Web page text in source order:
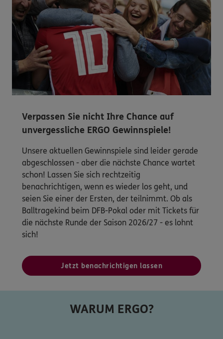
Verpassen Sie nicht Ihre Chance auf
unvergessliche ERGO Gewinnspiele!
Unsere aktuellen Gewinnspiele sind leider gerade
abgeschlossen - aber die nächste Chance wartet
schon! Lassen Sie sich rechtzeitig
benachrichtigen, wenn es wieder los geht, und
seien Sie einer der Ersten, der teilnimmt. Ob als
Balltragekind beim DFB-Pokal oder mit Tickets für
die nächste Runde der Saison 2026/27 - es lohnt
sich!
Jetzt benachrichtigen lassen
WARUM ERGO?